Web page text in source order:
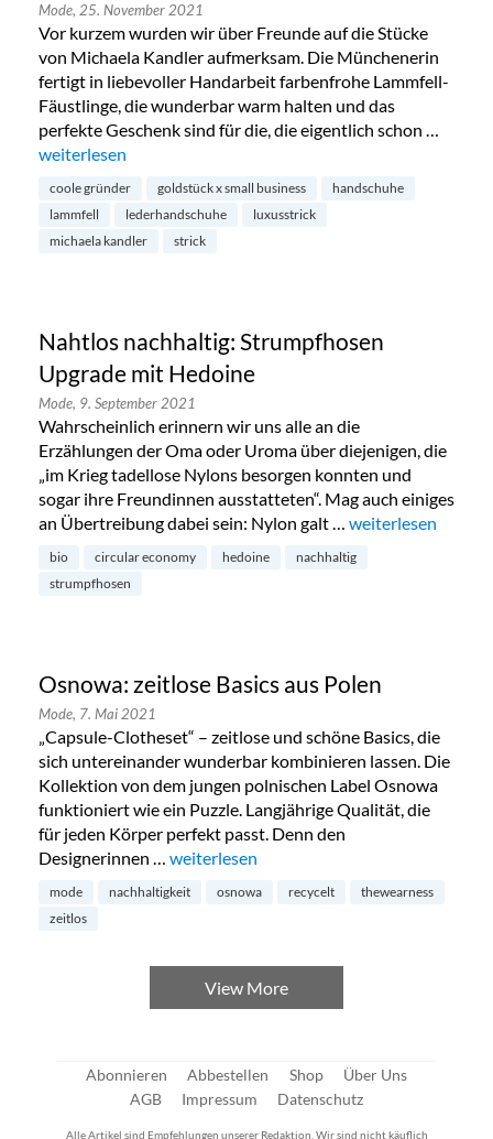
Mode, 25. November 2021
Vor kurzem wurden wir über Freunde auf die Stücke
von Michaela Kandler aufmerksam. Die Münchenerin
fertigt in liebevoller Handarbeit farbenfrohe Lammfell-
Fäustlinge, die wunderbar warm halten und das
perfekte Geschenk sind für die, die eigentlich schon …
„Handgemachte Lammfell-Handschuhe von Michaela
weiterlesen
coole gründer goldstück x small business
handschuhe
lammfell
lederhandschuhe
luxusstrick
michaela kandler
strick
Nahtlos nachhaltig: Strumpfhosen
Upgrade mit Hedoine
Mode, 9. September 2021
Wahrscheinlich erinnern wir uns alle an die
Erzählungen der Oma oder Uroma über diejenigen, die
„im Krieg tadellose Nylons besorgen konnten und
sogar ihre Freundinnen ausstatteten“. Mag auch einiges
an Übertreibung dabei sein: Nylon galt … „Nahtlos
weiterlesen
bio circular economy hedoine
nachhaltig
strumpfhosen
Osnowa: zeitlose Basics aus Polen
Mode, 7. Mai 2021
„Capsule-Clotheset“ – zeitlose und schöne Basics, die
sich untereinander wunderbar kombinieren lassen. Die
Kollektion von dem jungen polnischen Label Osnowa
funktioniert wie ein Puzzle. Langjährige Qualität, die
für jeden Körper perfekt passt. Denn den
Designerinnen … „Osnowa: zeitlose Basics aus Polen“
weiterlesen
mode nachhaltigkeit osnowa recycelt
thewearness
zeitlos
View More
Abonnieren Abbestellen Shop
Über Uns
AGB
Impressum Datenschutz
Alle Artikel sind Empfehlungen unserer Redaktion. Wir sind nicht käuflich